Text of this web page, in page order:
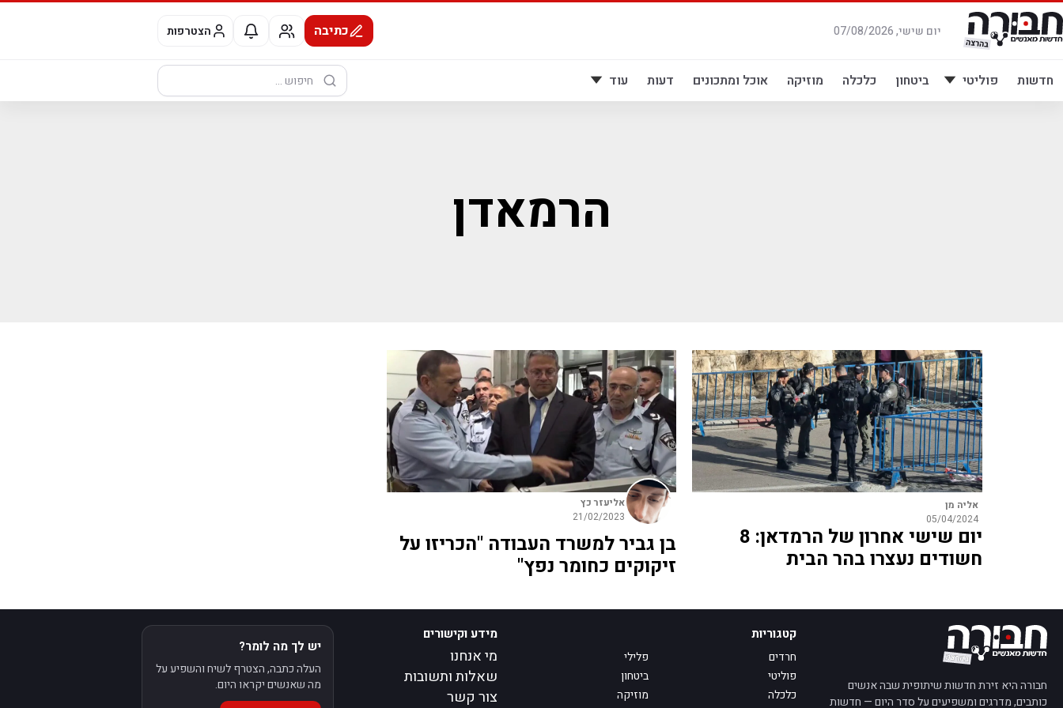
דלג
לתוכן
יום שישי, 07/08/2026 כתיבה הצטרפות
חדשות פוליטי ביטחון כלכלה מוזיקה אוכל ומתכונים דעות עוד
חיפוש:
הרמאדן
אליה מן
05/04/2024
יום שישי אחרון של הרמדאן: 8
חשודים נעצרו בהר הבית
אליעזר כץ
21/02/2023
בן גביר למשרד העבודה "הכריזו על
זיקוקים כחומר נפץ"
חבורה היא זירת חדשות שיתופית שבה אנשים
כותבים, מדרגים ומשפיעים על סדר היום — חדשות
קטגוריות
חרדים
פלילי
פוליטי
ביטחון
כלכלה
מוזיקה
מידע וקישורים
מי אנחנו
שאלות ותשובות
צור קשר
יש לך מה לומר?
העלה כתבה, הצטרף לשיח והשפיע על
מה שאנשים יקראו היום.